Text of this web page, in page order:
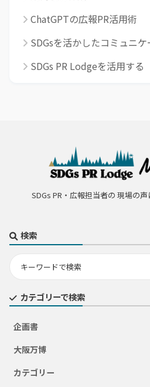
ChatGPTの広報PR活用術
SDGsを活かしたコミュニ
SDGs PR Lodgeを活用する
SDGs PR・広報担当者の 現場の
検索
カテゴリーで検索
企画書
大阪万博
カテゴリー